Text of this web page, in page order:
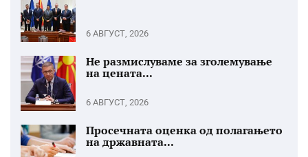
6 АВГУСТ, 2026
Не размислуваме за зголемување
на цената...
6 АВГУСТ, 2026
Просечната оценка од полагањето
на државната...